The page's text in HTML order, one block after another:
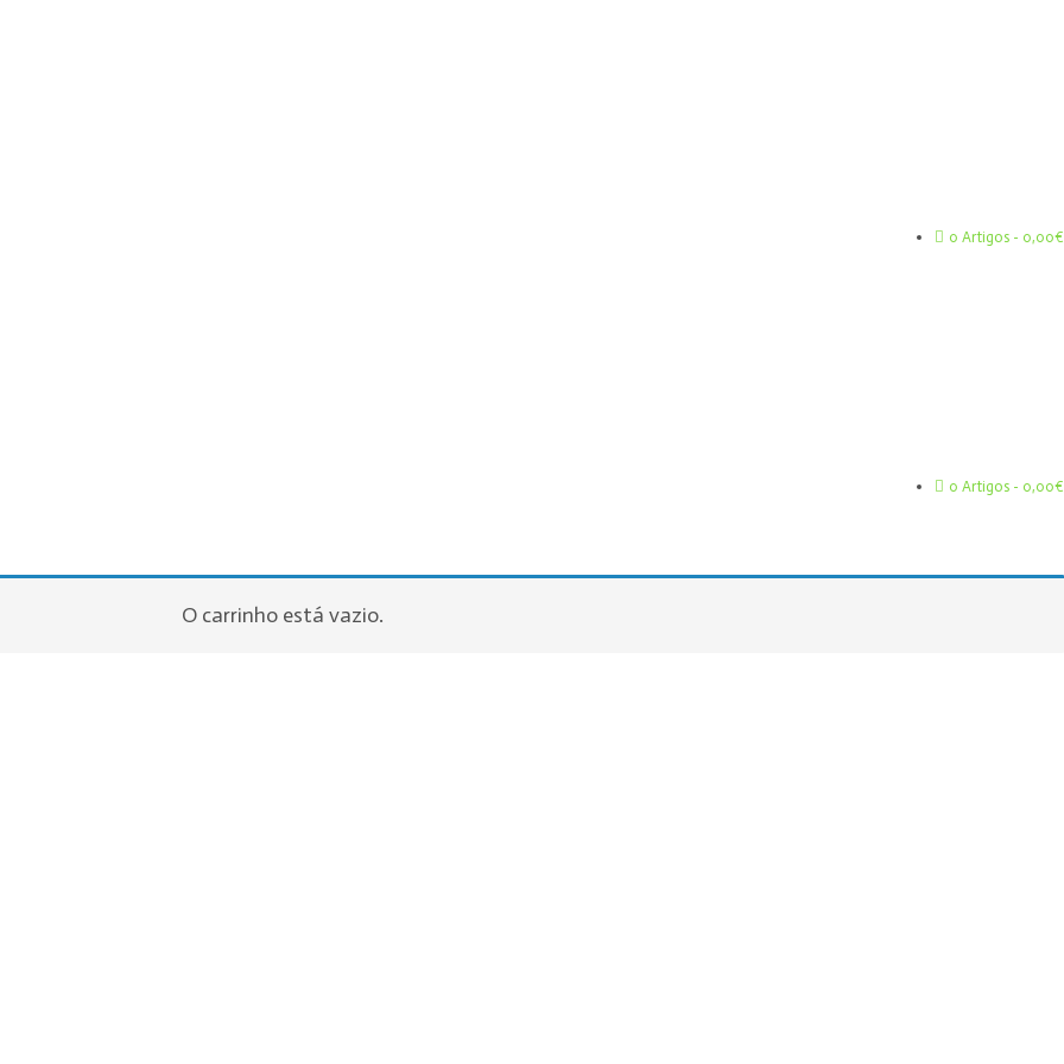
0 Artigos
0,00€
0 Artigos
0,00€
O carrinho está vazio.